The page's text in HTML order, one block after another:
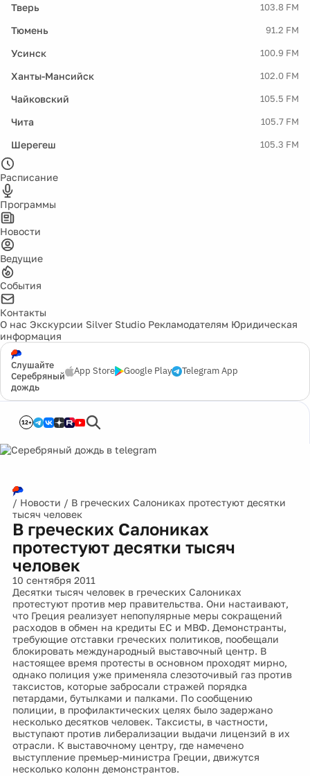
Тверь 103.8 FM
Тюмень 91.2 FM
Усинск 100.9 FM
Ханты-Мансийск 102.0 FM
Чайковский 105.5 FM
Чита 105.7 FM
Шерегеш 105.3 FM
Расписание
Программы
Новости
Ведущие
События
Контакты
О нас Экскурсии Silver Studio Рекламодателям Юридическая
информация
Слушайте
Серебряный
дождь
App Store Google Play Telegram App
12+
/ Новости / В греческих Салониках протестуют десятки
тысяч человек
В греческих Салониках
протестуют десятки тысяч
человек
10 сентября 2011
Десятки тысяч человек в греческих Салониках
протестуют против мер правительства. Они настаивают,
что Греция реализует непопулярные меры сокращений
расходов в обмен на кредиты ЕС и МВФ. Демонстранты,
требующие отставки греческих политиков, пообещали
блокировать международный выставочный центр. В
настоящее время протесты в основном проходят мирно,
однако полиция уже применяла слезоточивый газ против
таксистов, которые забросали стражей порядка
петардами, бутылками и палками. По сообщению
полиции, в профилактических целях было задержано
несколько десятков человек. Таксисты, в частности,
выступают против либерализации выдачи лицензий в их
отрасли. К выставочному центру, где намечено
выступление премьер-министра Греции, движутся
несколько колонн демонстрантов.